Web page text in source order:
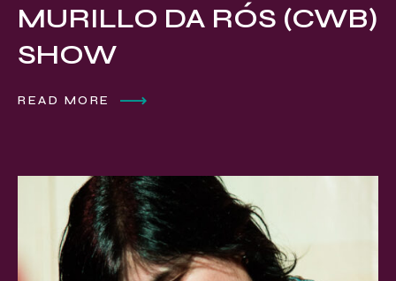
MURILLO DA RÓS (CWB)
SHOW
READ MORE